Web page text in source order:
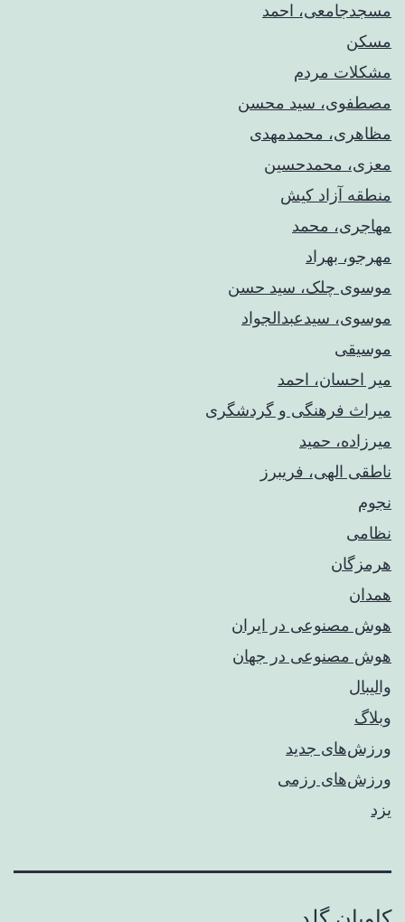
مسجدجامعی، احمد
مسکن
مشکلات مردم
مصطفوی، سید محسن
مظاهری، محمدمهدی
معزی، محمدحسین
منطقه آزاد کیش
مهاجری، محمد
مهرجو، بهراد
موسوی چلک، سید حسن
موسوی، سیدعبدالجواد
موسیقی
میر احسان، احمد
میراث فرهنگی و گردشگری
میرزاده، حمید
ناطقی الهی، فریبرز
نجوم
نظامی
هرمزگان
همدان
هوش مصنوعی در ایران
هوش مصنوعی در جهان
والیبال
وبلاگ
ورزش‌های جدید
ورزش‌های رزمی
یزد